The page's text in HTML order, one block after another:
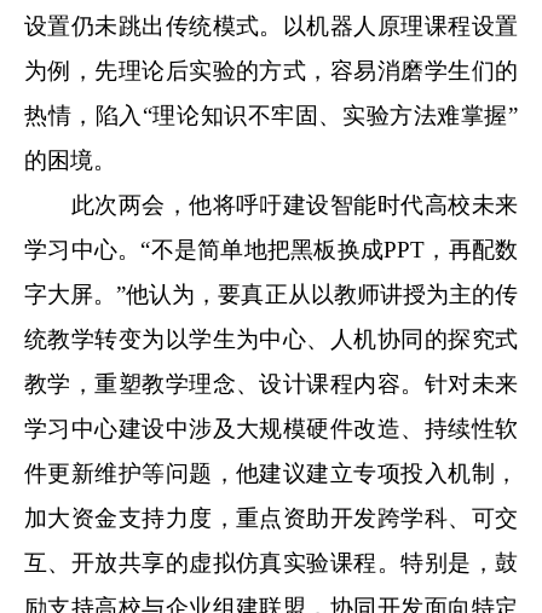
设置仍未跳出传统模式。以机器人原理课程设置
为例，先理论后实验的方式，容易消磨学生们的
热情，陷入“理论知识不牢固、实验方法难掌握”
的困境。
此次两会，他将呼吁建设智能时代高校未来
学习中心。“不是简单地把黑板换成PPT，再配数
字大屏。”他认为，要真正从以教师讲授为主的传
统教学转变为以学生为中心、人机协同的探究式
教学，重塑教学理念、设计课程内容。针对未来
学习中心建设中涉及大规模硬件改造、持续性软
件更新维护等问题，他建议建立专项投入机制，
加大资金支持力度，重点资助开发跨学科、可交
互、开放共享的虚拟仿真实验课程。特别是，鼓